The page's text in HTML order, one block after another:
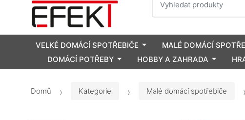
VELKÉ DOMÁCÍ SPOTŘEBIČE MALÉ DOMÁCÍ
DOMÁCÍ POTŘEBY
HOBBY A ZAHRADA
Domů Kategorie Malé domácí spotřebiče